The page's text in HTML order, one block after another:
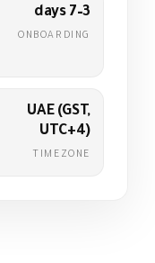
3–7 days
ONBOARDING
UAE (GST,
UTC+4)
TIMEZONE